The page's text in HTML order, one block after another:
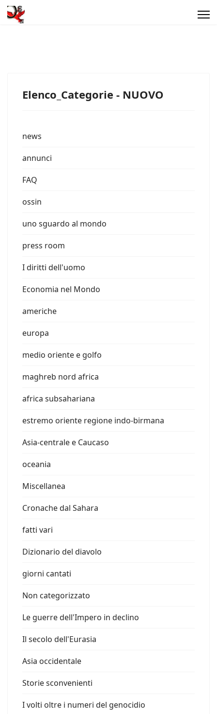
Elenco_Categorie - NUOVO
news
annunci
FAQ
ossin
uno sguardo al mondo
press room
I diritti dell'uomo
Economia nel Mondo
americhe
europa
medio oriente e golfo
maghreb nord africa
africa subsahariana
estremo oriente regione indo-birmana
Asia-centrale e Caucaso
oceania
Miscellanea
Cronache dal Sahara
fatti vari
Dizionario del diavolo
giorni cantati
Non categorizzato
Le guerre dell'Impero in declino
Il secolo dell'Eurasia
Asia occidentale
Storie sconvenienti
I volti oltre i numeri del genocidio